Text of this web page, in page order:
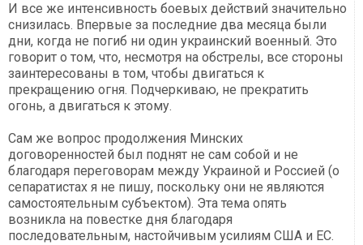
И все же интенсивность боевых действий значительно
снизилась. Впервые за последние два месяца были
дни, когда не погиб ни один украинский военный. Это
говорит о том, что, несмотря на обстрелы, все стороны
заинтересованы в том, чтобы двигаться к
прекращению огня. Подчеркиваю, не прекратить
огонь, а двигаться к этому.
Сам же вопрос продолжения Минских
договоренностей был поднят не сам собой и не
благодаря переговорам между Украиной и Россией (о
сепаратистах я не пишу, поскольку они не являются
самостоятельным субъектом). Эта тема опять
возникла на повестке дня благодаря
последовательным, настойчивым усилиям США и ЕС.